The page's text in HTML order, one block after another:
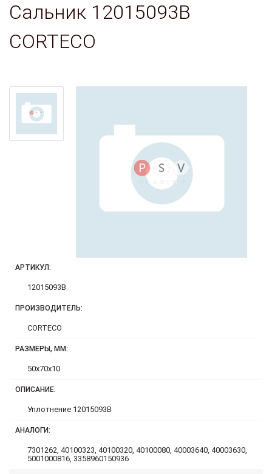
Сальник 12015093B
CORTECO
АРТИКУЛ:
12015093B
ПРОИЗВОДИТЕЛЬ:
CORTECO
РАЗМЕРЫ, ММ:
50x70x10
ОПИСАНИЕ:
Уплотнение 12015093B
АНАЛОГИ:
7301262, 40100323, 40100320, 40100080, 40003640, 40003630,
5001000816, 3358960150936